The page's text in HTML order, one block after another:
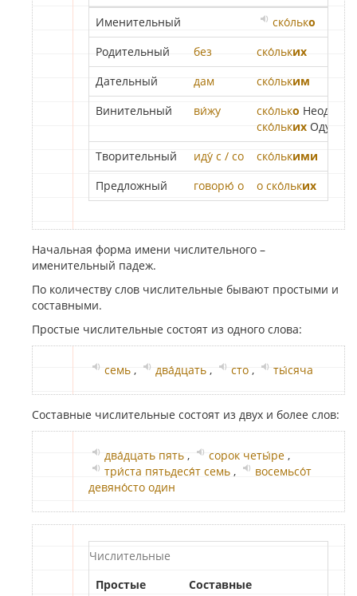
Именительный
ско́лько
Родительный
без ско́льких
Дательный
дам ско́льким
Винительный
ви́жу ско́лько Неод.
ско́льких Одуш.
Творительный
иду́ с / со ско́лькими
Предложный
говорю́ о о ско́льких
Начальная форма имени числительного –
именительный падеж.
По количеству слов числительные бывают простыми и
составными.
Простые числительные состоят из одного слова:
семь , два́дцать , сто , ты́сяча
Составные числительные состоят из двух и более слов:
два́дцать пять , сорок четы́ре ,
три́ста пятьдеся́т семь ,
восемьсо́т
девяно́сто один
Числительные
Простые
Составные